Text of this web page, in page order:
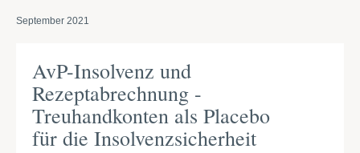
September 2021
AvP-Insolvenz und
Rezeptabrechnung -
Treuhandkonten als Placebo
für die Insolvenzsicherheit